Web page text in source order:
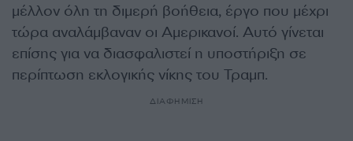
μέλλον όλη τη διμερή βοήθεια, έργο που μέχρι
τώρα αναλάμβαναν οι Αμερικανοί. Αυτό γίνεται
επίσης για να διασφαλιστεί η υποστήριξη σε
περίπτωση εκλογικής νίκης του Τραμπ.
ΔΙΑΦΗΜΙΣΗ